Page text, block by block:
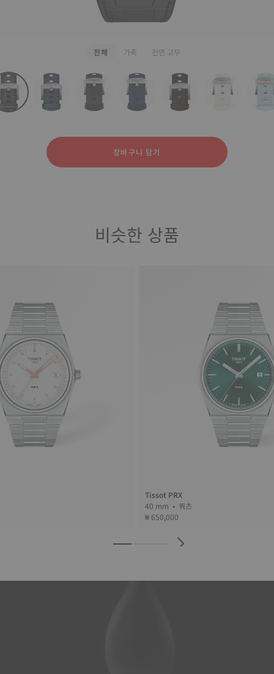
전체 가죽 천연 고무
장바구니 담기
비슷한 상품
Tissot PRX
40 mm • 쿼츠
₩ 650,000